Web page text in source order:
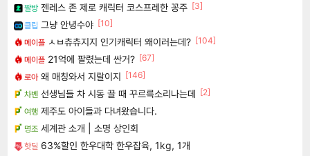
짤방 젠레스 존 제로 캐릭터 코스프레한 꽁주 [3]
클립 그냥 안녕수야 [10]
메이플 ㅅㅂ츄츄지지 인기캐릭터 왜이러는데? [104]
메이플 21억에 팔렸는데 싼거? [67]
로아 왜 매칭와서 지랄이지 [146]
차벤 선생님들 차 시동 끌 때 꾸르륵소리나는데 [2]
여행 제주도 아이들과 다녀왔습니다.
명조 세계관 소개 | 소명 상인회
핫딜 63%할인 한우대학 한우잡육, 1kg, 1개